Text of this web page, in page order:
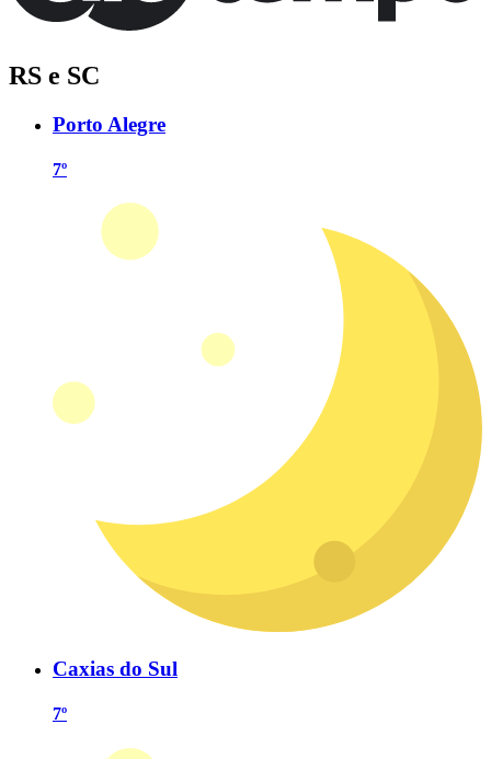
RS e SC
Porto Alegre
7º
Caxias do Sul
7º